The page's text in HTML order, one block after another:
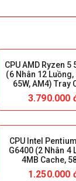
CPU AMD Ryzen 5
(6 Nhân 12 Luồng,
65W, AM4) Tray
Hãng (MPK)
3.790.000
CPU Intel
G6400 (2 Nhân 4
4MB Cache,
LGA1200) Tray
1.250.000